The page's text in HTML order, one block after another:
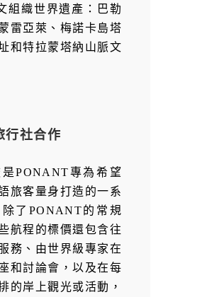
組織世界遺產：巴勒
雷亞萊、梅諾卡島塔
和特拉蒙塔納山脈文
行社合作
PONANT專為希望
旅客量身打造的一系
了PONANT的常規
航程的標價還包含往
務、由世界級專家在
和討論會，以及在每
的岸上觀光或活動，